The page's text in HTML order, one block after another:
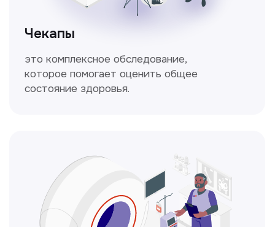
прибора — кольпоскопа.